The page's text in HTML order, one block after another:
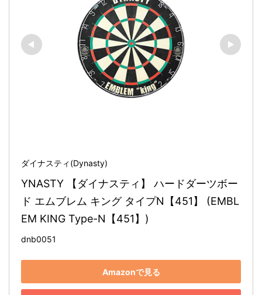
ダイナスティ(Dynasty)
YNASTY 【ダイナスティ】 ハードダーツボー
ド エムブレム キング タイプN【451】 (EMBL
EM KING Type-N【451】)
dnb0051
Amazonで見る